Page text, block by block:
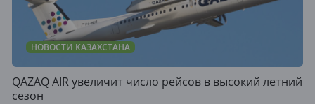
НОВОСТИ КАЗАХСТАНА
QAZAQ AIR увеличит число рейсов в высокий летний
сезон